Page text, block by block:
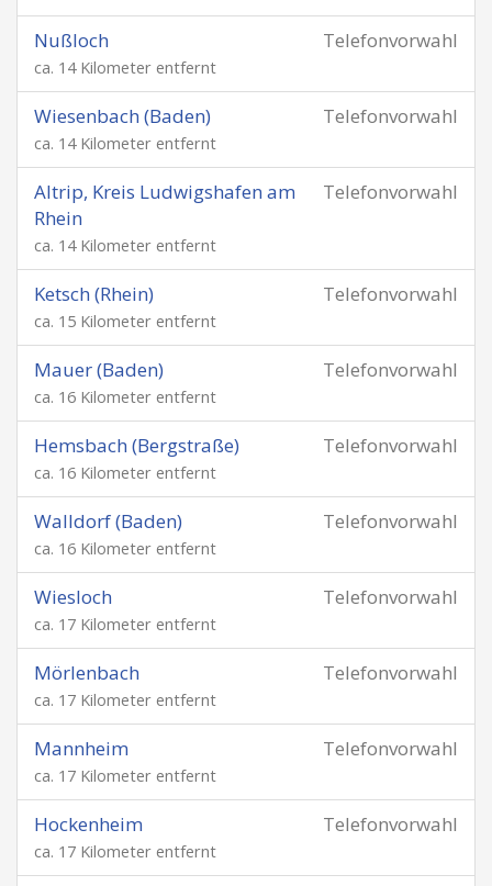
Telefonvorwahl
Nußloch
ca. 14 Kilometer entfernt
Telefonvorwahl
Wiesenbach (Baden)
ca. 14 Kilometer entfernt
Telefonvorwahl
Altrip, Kreis Ludwigshafen am
Rhein
ca. 14 Kilometer entfernt
Telefonvorwahl
Ketsch (Rhein)
ca. 15 Kilometer entfernt
Telefonvorwahl
Mauer (Baden)
ca. 16 Kilometer entfernt
Telefonvorwahl
Hemsbach (Bergstraße)
ca. 16 Kilometer entfernt
Telefonvorwahl
Walldorf (Baden)
ca. 16 Kilometer entfernt
Telefonvorwahl
Wiesloch
ca. 17 Kilometer entfernt
Telefonvorwahl
Mörlenbach
ca. 17 Kilometer entfernt
Telefonvorwahl
Mannheim
ca. 17 Kilometer entfernt
Telefonvorwahl
Hockenheim
ca. 17 Kilometer entfernt